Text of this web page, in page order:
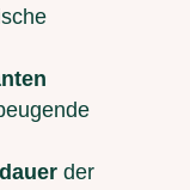
der